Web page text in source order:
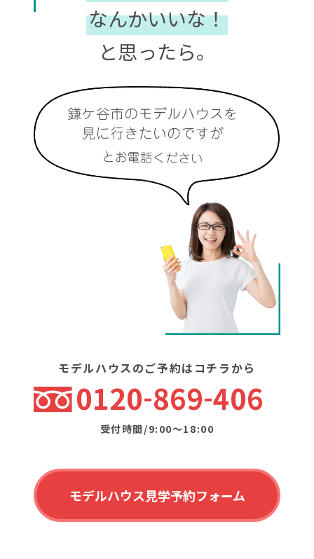
なんかいいな！
と思ったら。
モデルハウスのご予約はコチラから
0120 869 406
受付時間/9:00〜18:00
モデルハウス見学予約フォーム